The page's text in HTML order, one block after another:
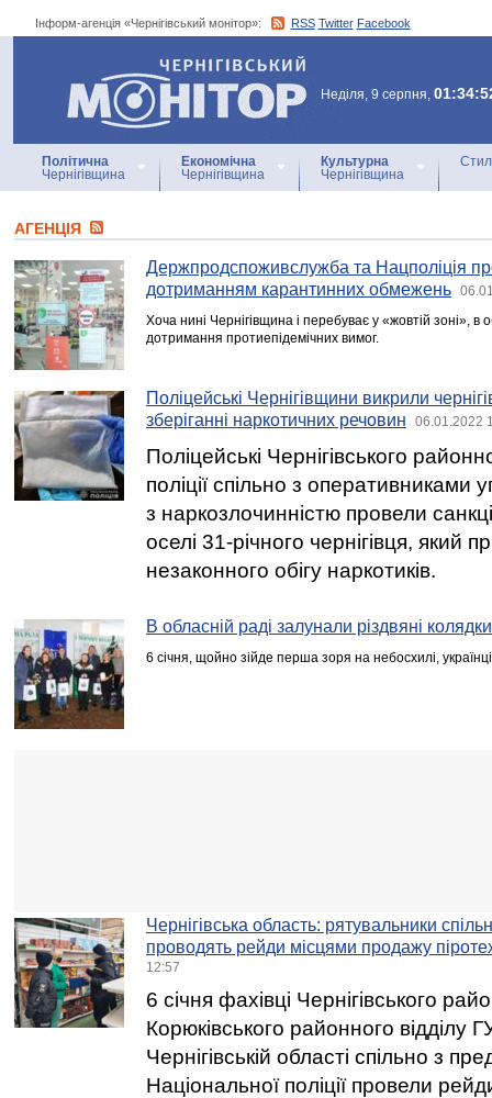
Інформ-агенція «Чернігівський монітор»: RSS Twitter Facebook
Інформ-агенція
«Чернігівський монітор»
Неділя, 9 серпня,
Політична
Чернігівщина
Економічна
Чернігівщина
Культурна
Чернігівщина
АГЕНЦIЯ
Держпродспоживслужба та Нацполіція
дотриманням карантинних обмежень
Хоча нині Чернігівщина і перебуває у «жовтій зоні», в
дотримання протиепідемічних вимог.
Поліцейські Чернігівщини викрили
зберіганні наркотичних речовин
06.01.2022
Поліцейські Чернігівського
поліції спільно з оперативниками
з наркозлочинністю провели
оселі 31-річного чернігівця, який
незаконного обігу наркотиків.
В обласній раді залунали різдвяні
6 січня, щойно зійде перша зоря на небосхилі,
Чернігівська область: рятувальники
проводять рейди місцями продажу
12:57
6 січня фахівці Чернігівського
Корюківського районного відділу
Чернігівській області спільно з
Національної поліції провели